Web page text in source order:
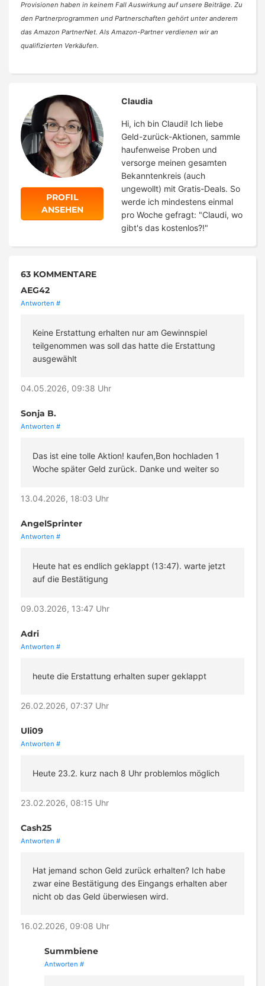
Provisionen haben in keinem Fall Auswirkung auf unsere Beiträge. Zu
den Partnerprogrammen und Partnerschaften gehört unter anderem
das Amazon PartnerNet. Als Amazon-Partner verdienen wir an
qualifizierten Verkäufen.
PROFIL
ANSEHEN
Claudia
Hi, ich bin Claudi! Ich liebe
Geld-zurück-Aktionen, sammle
haufenweise Proben und
versorge meinen gesamten
Bekanntenkreis (auch
ungewollt) mit Gratis-Deals. So
werde ich mindestens einmal
pro Woche gefragt: "Claudi, wo
gibt's das kostenlos?!"
63 KOMMENTARE
AEG42
Antworten #
Keine Erstattung erhalten nur am Gewinnspiel
teilgenommen was soll das hatte die Erstattung
ausgewählt
04.05.2026, 09:38 Uhr
Sonja B.
Antworten #
Das ist eine tolle Aktion! kaufen,Bon hochladen 1
Woche später Geld zurück. Danke und weiter so
13.04.2026, 18:03 Uhr
AngelSprinter
Antworten #
Heute hat es endlich geklappt (13:47). warte jetzt
auf die Bestätigung
09.03.2026, 13:47 Uhr
Adri
Antworten #
heute die Erstattung erhalten super geklappt
26.02.2026, 07:37 Uhr
Uli09
Antworten #
Heute 23.2. kurz nach 8 Uhr problemlos möglich
23.02.2026, 08:15 Uhr
Cash25
Antworten #
Hat jemand schon Geld zurück erhalten? Ich habe
zwar eine Bestätigung des Eingangs erhalten aber
nicht ob das Geld überwiesen wird.
16.02.2026, 09:08 Uhr
Summbiene
Antworten #